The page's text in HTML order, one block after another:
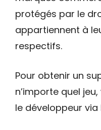
protégés par le
appartiennent à
respectifs.
Pour obtenir un
n’importe quel
le développeur via